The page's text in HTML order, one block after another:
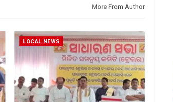
More From Author
LOCAL NEWS